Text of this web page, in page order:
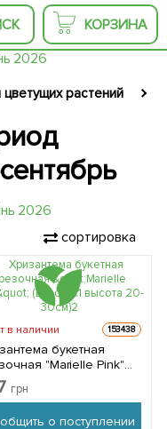
КОРЗИНА
растений
сортировка
в наличии 153438
букетная
"Marielle Pink"
С1 высота 20-30см) 1
в упаковке
грн
о поступлении